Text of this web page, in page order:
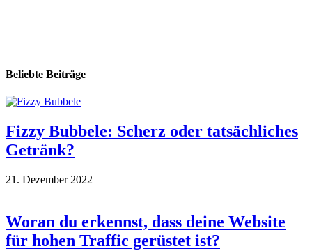
Beliebte Beiträge
Fizzy Bubbele: Scherz oder tatsächliches
Getränk?
21. Dezember 2022
Woran du erkennst, dass deine Website
für hohen Traffic gerüstet ist?